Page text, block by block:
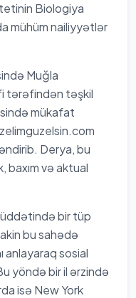
Biologiya
mühüm nailiyyətlər
Muğla
tərəfindən təşkil
mükafat
Derya, bu
baxım və aktual
bir tüp
bu sahədə
anlayaraq sosial
yöndə bir il ərzində
isə New York